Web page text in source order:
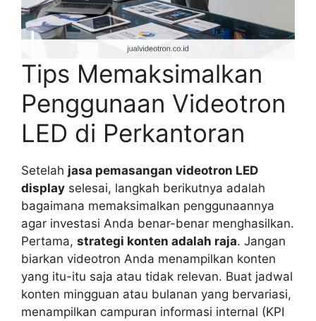
Tips Memaksimalkan
Penggunaan Videotron
LED di Perkantoran
Setelah jasa pemasangan videotron LED
display selesai, langkah berikutnya adalah
bagaimana memaksimalkan penggunaannya
agar investasi Anda benar-benar menghasilkan.
Pertama, strategi konten adalah raja. Jangan
biarkan videotron Anda menampilkan konten
yang itu-itu saja atau tidak relevan. Buat jadwal
konten mingguan atau bulanan yang bervariasi,
menampilkan campuran informasi internal (KPI